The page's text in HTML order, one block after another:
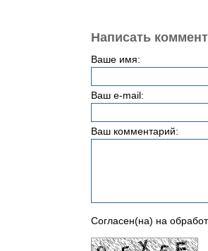
Написать
Ваше имя:
Ваш e-mail:
Ваш комментарий:
Согласен(на) на